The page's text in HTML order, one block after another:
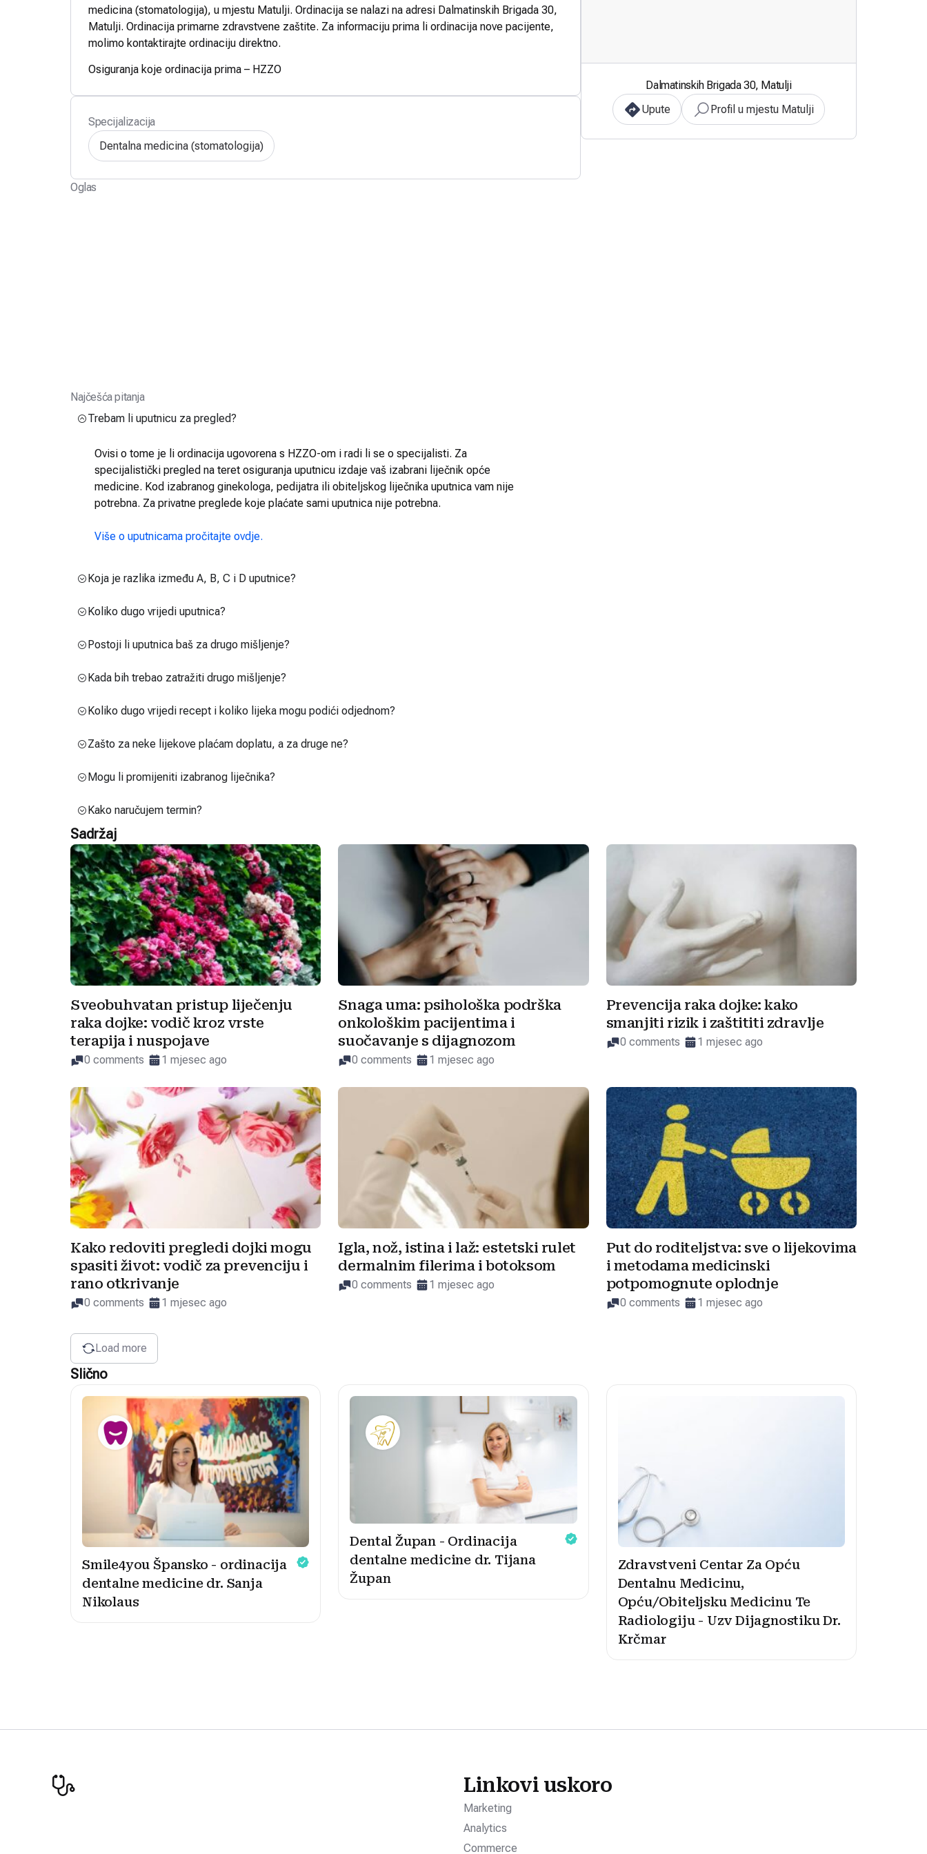
medicina (stomatologija), u mjestu Matulji. Ordinacija se nalazi na adresi Dalmatinskih Brigada 30,
Matulji. Ordinacija primarne zdravstvene zaštite. Za informaciju prima li ordinacija nove pacijente,
molimo kontaktirajte ordinaciju direktno.
Osiguranja koje ordinacija prima – HZZO
Specijalizacija
Dentalna medicina (stomatologija)
Oglas
Dalmatinskih Brigada 30, Matulji
Upute
Profil u mjestu Matulji
Najčešća pitanja
Trebam li uputnicu za pregled?
Ovisi o tome je li ordinacija ugovorena s HZZO-om i radi li se o specijalisti. Za
specijalistički pregled na teret osiguranja uputnicu izdaje vaš izabrani liječnik opće
medicine. Kod izabranog ginekologa, pedijatra ili obiteljskog liječnika uputnica vam nije
potrebna. Za privatne preglede koje plaćate sami uputnica nije potrebna.
Više o uputnicama pročitajte ovdje.
Koja je razlika između A, B, C i D uputnice?
Koliko dugo vrijedi uputnica?
Postoji li uputnica baš za drugo mišljenje?
Kada bih trebao zatražiti drugo mišljenje?
Koliko dugo vrijedi recept i koliko lijeka mogu podići odjednom?
Zašto za neke lijekove plaćam doplatu, a za druge ne?
Mogu li promijeniti izabranog liječnika?
Kako naručujem termin?
Sadržaj
Sveobuhvatan pristup liječenju
raka dojke: vodič kroz vrste
terapija i nuspojave
0 comments 1 mjesec ago
Snaga uma: psihološka podrška
onkološkim pacijentima i
suočavanje s dijagnozom
0 comments 1 mjesec ago
Prevencija raka dojke: kako
smanjiti rizik i zaštititi zdravlje
0 comments 1 mjesec ago
Kako redoviti pregledi dojki mogu
spasiti život: vodič za prevenciju i
rano otkrivanje
0 comments 1 mjesec ago
Igla, nož, istina i laž: estetski rulet
dermalnim filerima i botoksom
0 comments 1 mjesec ago
Put do roditeljstva: sve o lijekovima
i metodama medicinski
potpomognute oplodnje
0 comments 1 mjesec ago
Load more
Slično
Smile4you Špansko - ordinacija
dentalne medicine dr. Sanja
Nikolaus
Dental Župan - Ordinacija
dentalne medicine dr. Tijana
Župan
Zdravstveni Centar Za Opću
Dentalnu Medicinu,
Opću/Obiteljsku Medicinu Te
Radiologiju - Uzv Dijagnostiku Dr.
Krčmar
Linkovi uskoro
Marketing
Analytics
Commerce